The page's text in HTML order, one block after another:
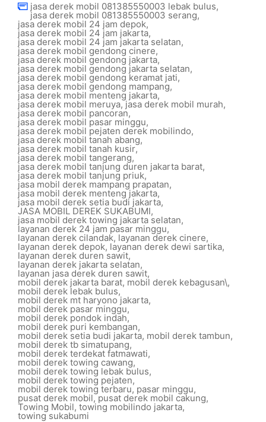
jasa derek mobil 081385550003 lebak bulus,
jasa derek mobil 081385550003 serang,
jasa derek mobil 24 jam depok,
jasa derek mobil 24 jam jakarta,
jasa derek mobil 24 jam jakarta selatan,
jasa derek mobil gendong cinere,
jasa derek mobil gendong jakarta,
jasa derek mobil gendong jakarta selatan,
jasa derek mobil gendong keramat jati,
jasa derek mobil gendong mampang,
jasa derek mobil menteng jakarta,
jasa derek mobil meruya,jasa derek mobil murah,
jasa derek mobil pancoran,
jasa derek mobil pasar minggu,
jasa derek mobil pejaten derek mobilindo,
jasa derek mobil tanah abang,
jasa derek mobil tanah kusir,
jasa derek mobil tangerang,
jasa derek mobil tanjung duren jakarta barat,
jasa derek mobil tanjung priuk,
jasa mobil derek mampang prapatan,
jasa mobil derek menteng jakarta,
jasa mobil derek setia budi jakarta,
JASA MOBIL DEREK SUKABUMI,
jasa mobil derek towing jakarta selatan,
layanan derek 24 jam pasar minggu,
layanan derek cilandak, layanan derek cinere,
layanan derek depok, layanan derek dewi sartika,
layanan derek duren sawit,
layanan derek jakarta selatan,
layanan jasa derek duren sawit,
mobil derek jakarta barat, mobil derek kebagusan\,
mobil derek lebak bulus,
mobil derek mt haryono jakarta,
mobil derek pasar minggu,
mobil derek pondok indah,
mobil derek puri kembangan,
mobil derek setia budi jakarta, mobil derek tambun,
mobil derek tb simatupang,
mobil derek terdekat fatmawati,
mobil derek towing cawang,
mobil derek towing lebak bulus,
mobil derek towing pejaten,
mobil derek towing terbaru, pasar minggu,
pusat derek mobil,pusat derek mobil cakung,
Towing Mobil, towing mobilindo jakarta,
towing sukabumi